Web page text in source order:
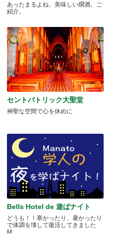
あったまるよね、美味しい燗酒。ご
紹介。
セントパトリック大聖堂
神聖な空間で心を休めに
Bells Hotel de 遊ばナイト
どうも！！寒かったり、暑かったり
で体調を壊して復活してきました
M.....